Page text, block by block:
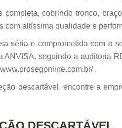
completa, cobrindo tronco,
com altíssima qualidade e
séria e comprometida com a
ANVISA, seguindo a auditoria
.
descartável, encontre a